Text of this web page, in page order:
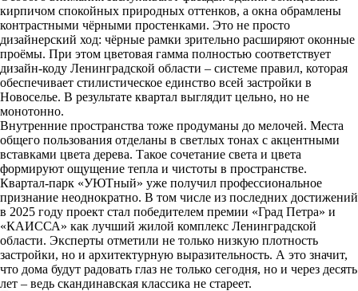
кирпичом спокойных природных оттенков, а окна обрамлены
контрастными чёрными простенками. Это не просто
дизайнерский ход: чёрные рамки зрительно расширяют оконные
проёмы. При этом цветовая гамма полностью соответствует
дизайн-коду Ленинградской области – системе правил, которая
обеспечивает стилистическое единство всей застройки в
Новоселье. В результате квартал выглядит цельно, но не
монотонно.
Внутренние пространства тоже продуманы до мелочей. Места
общего пользования отделаны в светлых тонах с акцентными
вставками цвета дерева. Такое сочетание света и цвета
формируют ощущение тепла и чистоты в пространстве.
Квартал-парк «УЮТный» уже получил профессиональное
признание неоднократно. В том числе из последних достижений
в 2025 году проект стал победителем премии «Град Петра» и
«КАИССА» как лучший жилой комплекс Ленинградской
области. Эксперты отметили не только низкую плотность
застройки, но и архитектурную выразительность. А это значит,
что дома будут радовать глаз не только сегодня, но и через десять
лет – ведь скандинавская классика не стареет.